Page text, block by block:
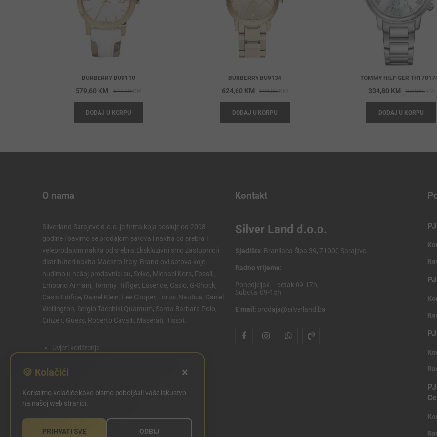
BURBERRY BU9110
644,00KM
price
644,00 KM.
579,60 KM
price
579,60 KM.
DODAJ U KORPU
BURBERRY BU9134
694,00KM
price
694,00 KM.
624,60 KM
price
624,60 KM.
DODAJ U KORPU
TOMMY HILFIGER
372,00KM
334,80 KM
DODAJ U KORPU
O nama
Silverland Sarajevo d.o.o. je firma koja posluje od 2008
godine i bavimo se prodajom satova i nakita od srebra i
veleprodajom nakita od srebra.Ekskluzivni smo zastupnici i
distributeri nakita Maestro Italy. Brand-ovi satova koje
nudimo u našoj prodavnici su, Seiko, Michael Kors, Fossil, ,
Emporio Armani, Tommy Hilfiger, Essence, Casio, G-Shock,
Casio Edifice, Dainel Klein, Lee Cooper, Lorus ,Nautica, Daniel
Wellington, Sergio Tacchini,Quantum, Santa Barbara Polo,
Citizen, Guess, Roberto Cavalli, Maserati, Tissot.
Uvjeti korištenja
Politika kolačića
POSTAVKE KOLAČIĆA
Kontakt
Silver Land d.o.o.
Sjedište: Branilaca Šipa 39, 71000 Sarajevo
Radno vrijeme:
Ponedjeljak – petak 09-17h,
Subota: 09-15h
E mail: prodaja@silverland.ba
🍪 Kolačići ×
Koristimo kolačiće kako bismo poboljšali vaše iskustvo
na našoj web stranici.
PRIHVATI SVE ODBIJ